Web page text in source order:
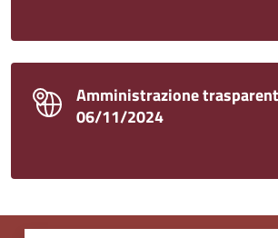
Amministrazione
06/11/2024